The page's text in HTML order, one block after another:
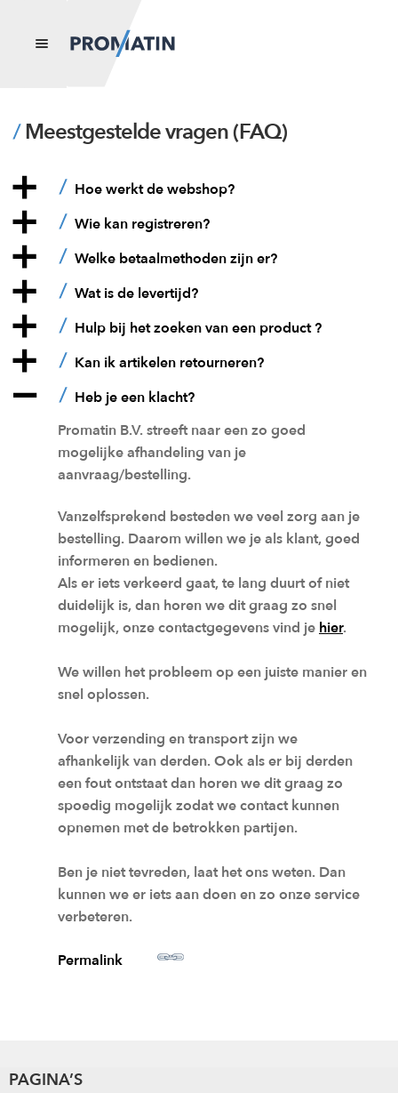
producteuitvouwen
Blog
Over ons
Contact
Meestgestelde vragen (FAQ)
a Hoe werkt de webshop?
a Wie kan registreren?
a Welke betaalmethoden zijn er?
a Wat is de levertijd?
a Hulp bij het zoeken van een product ?
a Kan ik artikelen retourneren?
A
Heb je een klacht?
Promatin B.V. streeft naar een zo goed
mogelijke afhandeling van je
aanvraag/bestelling.
Vanzelfsprekend besteden we veel zorg aan je
bestelling. Daarom willen we je als klant, goed
informeren en bedienen.
Als er iets verkeerd gaat, te lang duurt of niet
duidelijk is, dan horen we dit graag zo snel
mogelijk, onze contactgegevens vind je hier.
We willen het probleem op een juiste manier en
snel oplossen.
Voor verzending en transport zijn we
afhankelijk van derden. Ook als er bij derden
een fout ontstaat dan horen we dit graag zo
spoedig mogelijk zodat we contact kunnen
opnemen met de betrokken partijen.
Ben je niet tevreden, laat het ons weten. Dan
kunnen we er iets aan doen en zo onze service
verbeteren.
Permalink
PAGINA’S